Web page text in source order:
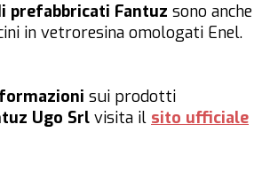
prefabbricati Fantuz sono anche
in vetroresina omologati Enel.
sui prodotti
Ugo Srl visita il sito ufficiale